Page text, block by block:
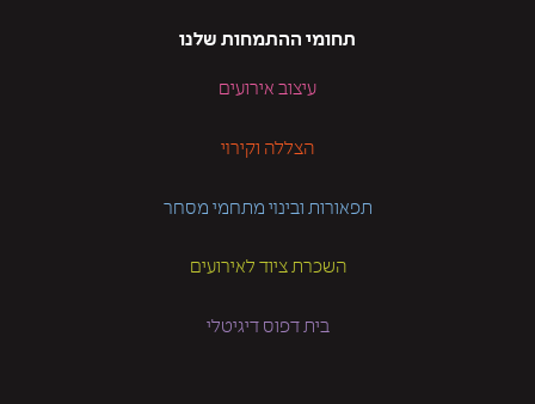
תחומי ההתמחות שלנו
עיצוב אירועים
הצללה וקירוי
תפאורות ובינוי מתחמי מסחר
השכרת ציוד לאירועים
בית דפוס דיגיטלי